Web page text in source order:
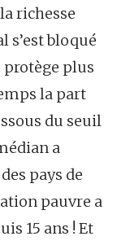
richesse
s’est bloqué
plus
la part
du seuil
a
pays de
pauvre a
15 ans ! Et